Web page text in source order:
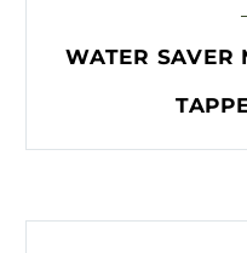
WATER SAVER